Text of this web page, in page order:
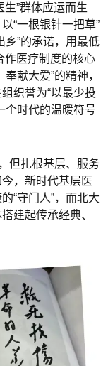
生”群体应运而生
“一根银针一把草”
乡”的承诺，用最低
作医疗制度的核心
献大爱”的精神，
织誉为“以最少投
个时代的温暖符号
但扎根基层、服务
，新时代基层医
“守门人”，而北大
建起传承经典、